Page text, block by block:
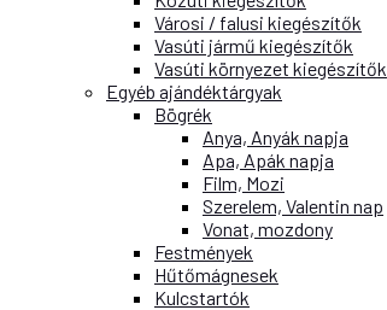
Városi / falusi kiegészítők
Vasúti jármű kiegészítők
Vasúti környezet kiegészítők
Egyéb ajándéktárgyak
Bögrék
Anya, Anyák napja
Apa, Apák napja
Film, Mozi
Szerelem, Valentin nap
Vonat, mozdony
Festmények
Hűtőmágnesek
Kulcstartók